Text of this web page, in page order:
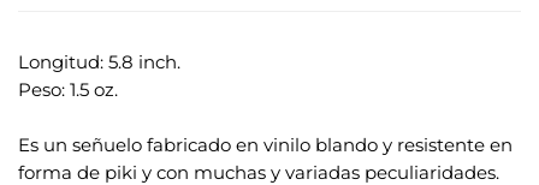
Longitud: 5.8 inch.
Peso: 1.5 oz.
Es un señuelo fabricado en vinilo blando y resistente en
forma de piki y con muchas y variadas peculiaridades.